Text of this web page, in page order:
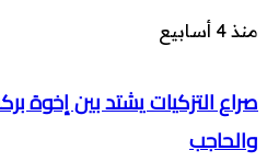
منذ 4 أسابيع
صراع التزكيات يشتد بين إخوة
والحاجب